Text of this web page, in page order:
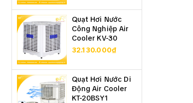
Quạt Hơi Nước
Công Nghiệp Air
Cooler KV-30
32.130.000₫
Quạt Hơi Nước Di
Động Air Cooler
KT-20BSY1